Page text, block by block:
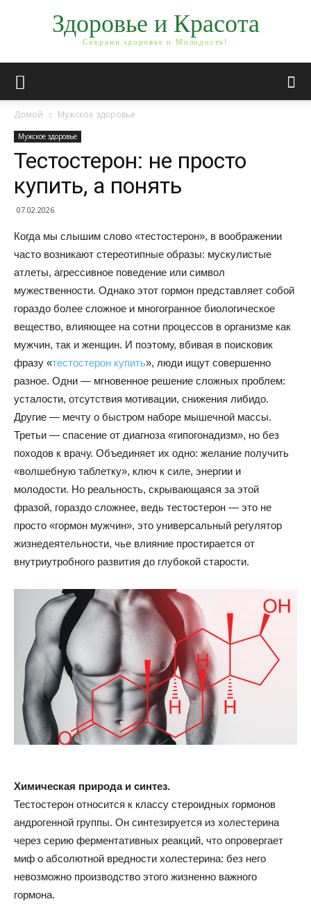
Здоровье и Красота
Сохрани здоровье и Молодость!
Домой Мужское здоровье
Мужское здоровье
Тестостерон: не просто
купить, а понять
07.02.2026
Когда мы слышим слово «тестостерон», в воображении
часто возникают стереотипные образы: мускулистые
атлеты, агрессивное поведение или символ
мужественности. Однако этот гормон представляет собой
гораздо более сложное и многогранное биологическое
вещество, влияющее на сотни процессов в организме как
мужчин, так и женщин. И поэтому, вбивая в поисковик
фразу «тестостерон купить», люди ищут совершенно
разное. Одни — мгновенное решение сложных проблем:
усталости, отсутствия мотивации, снижения либидо.
Другие — мечту о быстром наборе мышечной массы.
Третьи — спасение от диагноза «гипогонадизм», но без
походов к врачу. Объединяет их одно: желание получить
«волшебную таблетку», ключ к силе, энергии и
молодости. Но реальность, скрывающаяся за этой
фразой, гораздо сложнее, ведь тестостерон — это не
просто «гормон мужчин», это универсальный регулятор
жизнедеятельности, чье влияние простирается от
внутриутробного развития до глубокой старости.
Химическая природа и синтез.
Тестостерон относится к классу стероидных гормонов
андрогенной группы. Он синтезируется из холестерина
через серию ферментативных реакций, что опровергает
миф о абсолютной вредности холестерина: без него
невозможно производство этого жизненно важного
гормона.